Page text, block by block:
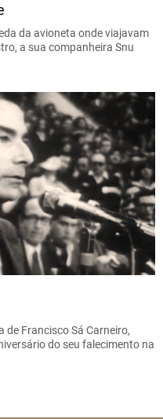
da avioneta onde viajavam
a sua companheira Snu
Francisco Sá Carneiro,
do seu falecimento na